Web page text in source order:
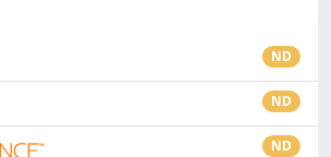
ND
ND
ND